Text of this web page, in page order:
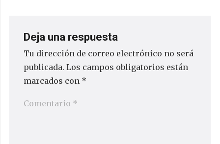
Deja una respuesta
Tu dirección de correo electrónico no será
publicada. Los campos obligatorios están
marcados con *